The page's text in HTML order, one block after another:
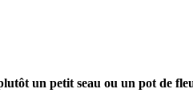
un petit seau ou un pot de